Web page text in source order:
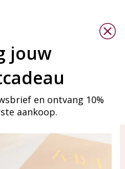
jouw
en ontvang 10%
aankoop.